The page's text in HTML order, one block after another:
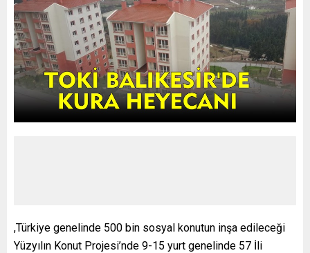
,Türkiye genelinde 500 bin sosyal konutun inşa edileceği
Yüzyılın Konut Projesi’nde 9-15 yurt genelinde 57 İli